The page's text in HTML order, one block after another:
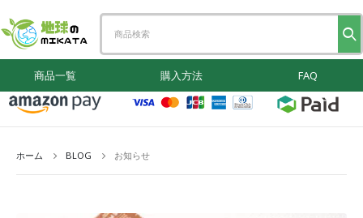
商品一覧 購入方法 FAQ
ホーム BLOG お知らせ